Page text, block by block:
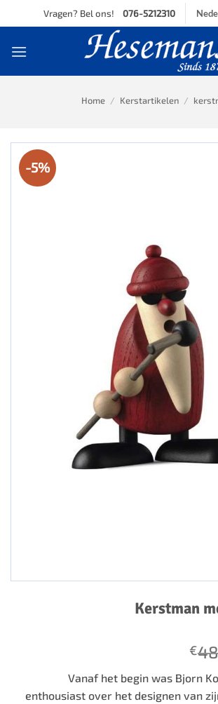
to
Vragen? Bel ons! 076-5212310
Home / Kerstartikelen /
-5%
Kerstman
€
Vanaf het begin was Bjorn
enthousiast over het designen van